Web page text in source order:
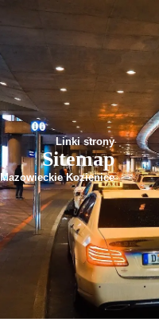
Linki strony
Sitemap
Mazowieckie Kozienice